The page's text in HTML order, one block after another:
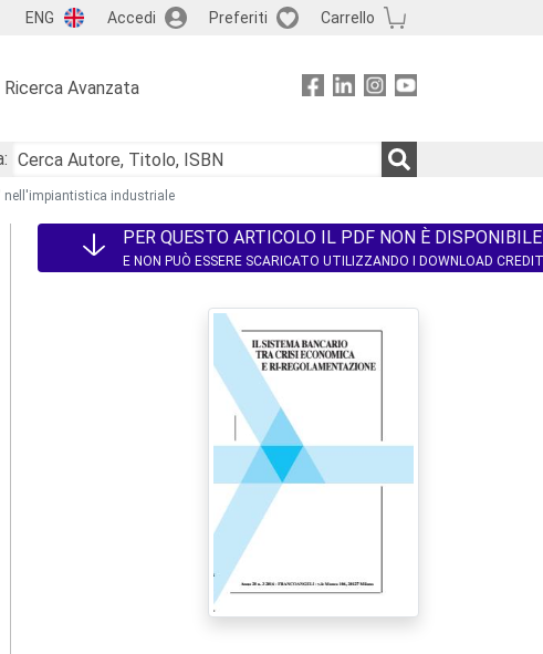
ENG Accedi Preferiti Carrello
Ricerca Avanzata
nell'impiantistica industriale
PER QUESTO ARTICOLO IL PDF NON È DISPONIBILE
E NON PUÒ ESSERE SCARICATO UTILIZZANDO I DOWNLOAD CREDIT